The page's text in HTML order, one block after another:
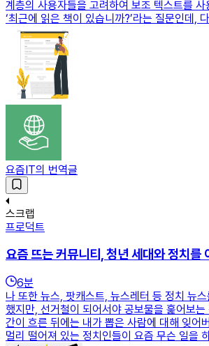
계층의 사용자들을 고려하여 보조 텍스트를
‘최근에 읽은 책이 있습니까?’라는 질문인데,
요즘IT의 번역글
스크랩
프로덕트
요즘 뜨는 커뮤니티, 청년 세대와 정치를
6분
나 또한 뉴스, 팟캐스트, 뉴스레터 등 정치 뉴
했지만, 선거철이 되어서야 공보물을 훑어보는
간이 흐른 뒤에는 내가 뽑은 사람에 대해 잊어
멀리 떨어져 있는 정치인들이 요즘 무슨 일을